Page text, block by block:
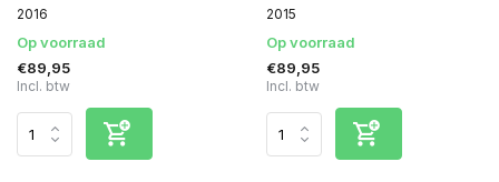
2016
Op voorraad
€89,95
Incl. btw
2015
Op voorraad
€89,95
Incl. btw